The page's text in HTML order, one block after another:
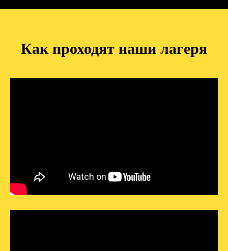
Как проходят наши лагеря